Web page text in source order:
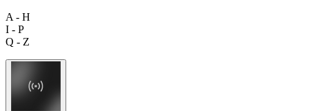
A - H
I - P
Q - Z